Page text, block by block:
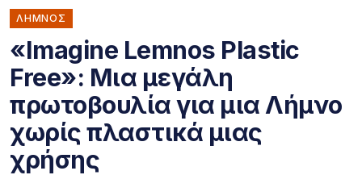
ΛΗΜΝΟΣ
«Imagine Lemnos Plastic
Free»: Μια μεγάλη
πρωτοβουλία για μια Λήμνο
χωρίς πλαστικά μιας
χρήσης